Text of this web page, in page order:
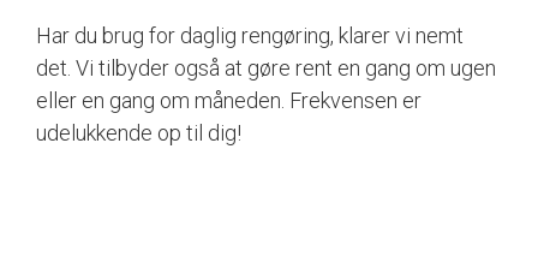
Har du brug for daglig rengøring, klarer vi nemt
det. Vi tilbyder også at gøre rent en gang om ugen
eller en gang om måneden. Frekvensen er
udelukkende op til dig!